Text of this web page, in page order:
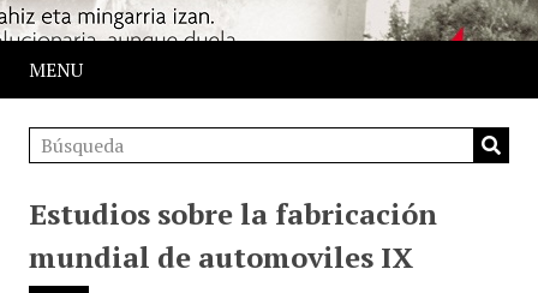
MENU
Estudios sobre la fabricación
mundial de automoviles IX